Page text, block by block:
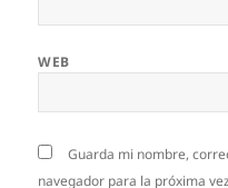
WEB
Guarda mi nombre,
navegador para la próxima